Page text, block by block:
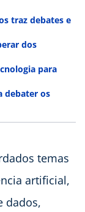
traz debates e
dos
para
debater os
temas
artificial,
dados,